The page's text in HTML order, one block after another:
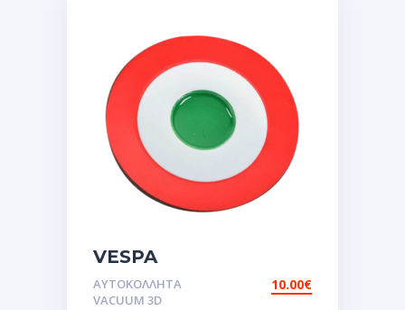
VESPA
TARGET.Αυτοκόλλητα
ΑΥΤΟΚΌΛΛΗΤΑ
VACUUM 3D
10.00€